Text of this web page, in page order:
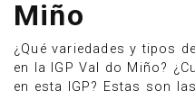
Miño
¿Qué variedades y tipos
en la IGP Val do Miño?
en esta IGP? Estas son